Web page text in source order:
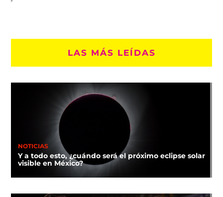
LAS MÁS LEÍDAS
NOTICIAS
Y a todo esto, ¿cuándo será el próximo eclipse solar
visible en México?